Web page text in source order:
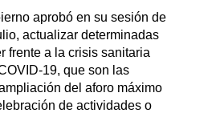
aprobó en su sesión de
actualizar determinadas
frente a la crisis sanitaria
19, que son las
del aforo máximo
de actividades o